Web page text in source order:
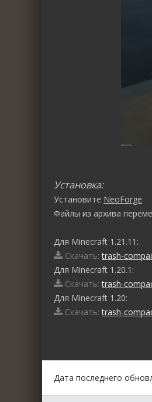
Установка:
Установите NeoForge
Файлы из архива
Для Minecraft 1.21.11:
Скачать:trash-
Для Minecraft 1.20.1:
Скачать:trash-
Для Minecraft 1.20:
Скачать:trash-
Дата последнего